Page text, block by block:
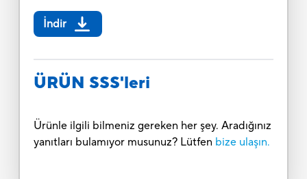
İndir
ÜRÜN SSS'leri
Ürünle ilgili bilmeniz gereken her şey. Aradığınız
yanıtları bulamıyor musunuz? Lütfen bize ulaşın.